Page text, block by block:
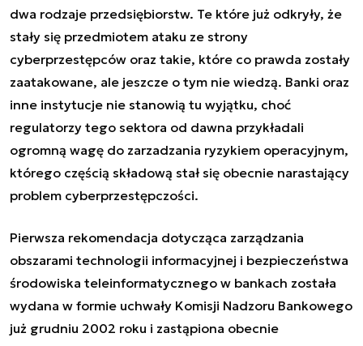
dwa rodzaje przedsiębiorstw. Te które już odkryły, że
stały się przedmiotem ataku ze strony
cyberprzestępców oraz takie, które co prawda zostały
zaatakowane, ale jeszcze o tym nie wiedzą. Banki oraz
inne instytucje nie stanowią tu wyjątku, choć
regulatorzy tego sektora od dawna przykładali
ogromną wagę do zarzadzania ryzykiem operacyjnym,
którego częścią składową stał się obecnie narastający
problem cyberprzestępczości.
Pierwsza rekomendacja dotycząca zarządzania
obszarami technologii informacyjnej i bezpieczeństwa
środowiska teleinformatycznego w bankach została
wydana w formie uchwały Komisji Nadzoru Bankowego
już grudniu 2002 roku i zastąpiona obecnie